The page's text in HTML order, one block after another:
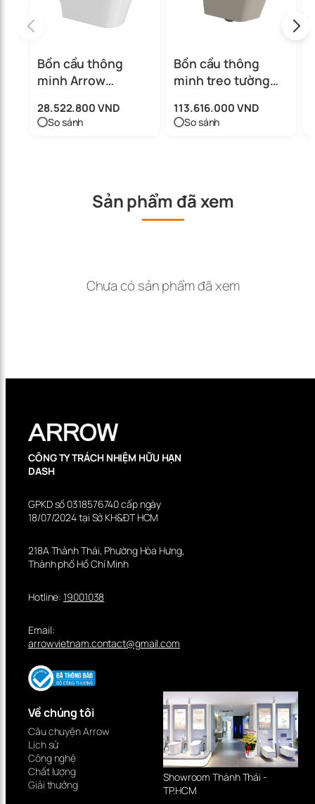
Bồn cầu thông
minh Arrow
28.522.800 VND
So sánh
Bồn cầu thông
minh treo tường
2H/AKB2130H
113.616.000 VND
So sánh
Sản phẩm đã xem
Chưa có sản phẩm đã xem
CÔNG TY TRÁCH NHIỆM HỮU HẠN
DASH
GPKD số 0318576740 cấp ngày
18/07/2024 tại Sở KH&ĐT HCM
218A Thành Thái, Phường Hòa Hưng,
Thành phố Hồ Chí Minh
Hotline:19001038
Email:
arrowvietnam.contact@gmail.com
Về chúng tôi
Câu chuyện Arrow
Lịch sử
Công nghệ
Chất lượng
Giải thưởng
Showroom Thành Thái -
TP.HCM